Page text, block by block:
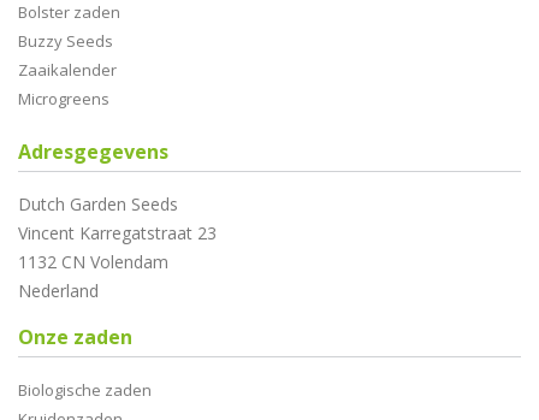
Bolster zaden
Buzzy Seeds
Zaaikalender
Microgreens
Adresgegevens
Dutch Garden Seeds
Vincent Karregatstraat 23
1132 CN Volendam
Nederland
Onze zaden
Biologische zaden